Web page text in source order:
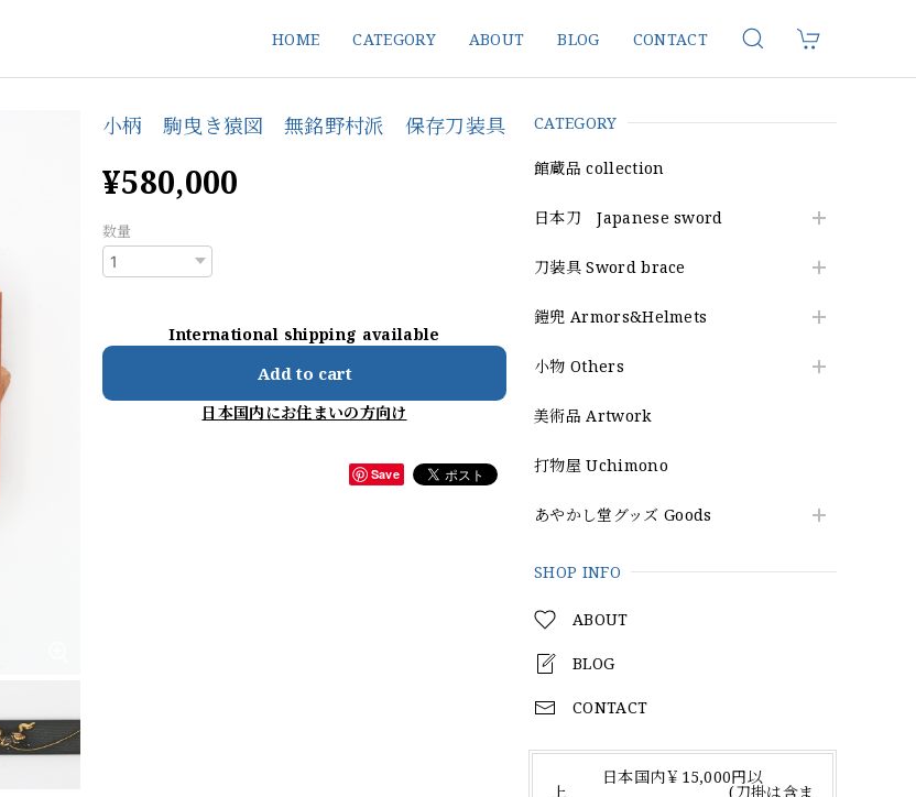
HOME CATEGORY ABOUT BLOG CONTACT
CATEGORY
館蔵品 collection
日本刀 Japanese sword
刀装具 Sword brace
鎧兜 Armors&Helmets
小物 Others
美術品 Artwork
打物屋 Uchimono
あやかし堂グッズ Goods
SHOP INFO
ABOUT
BLOG
CONTACT
日本国内￥15,000円以
上 (刀掛は含ま
小柄 駒曳き猿図 無銘野村派 保存刀装具
¥580,000
数量
International shipping available
Add to cart
日本国内にお住まいの方向け
Save